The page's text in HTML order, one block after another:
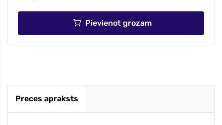
Pievienot grozam
Preces apraksts